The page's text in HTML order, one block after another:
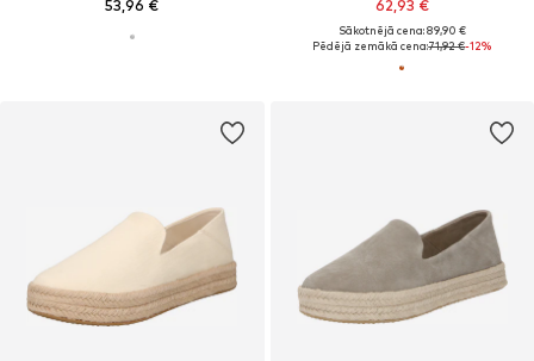
53,96 € 62,93 €
Sākotnējā cena: 89,90 €
Pēdējā zemākā cena:71,92 €-12%